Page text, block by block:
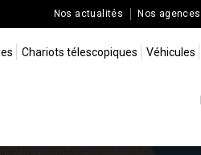
Nos actualités Nos agences
Chariots télescopiques Véhicules